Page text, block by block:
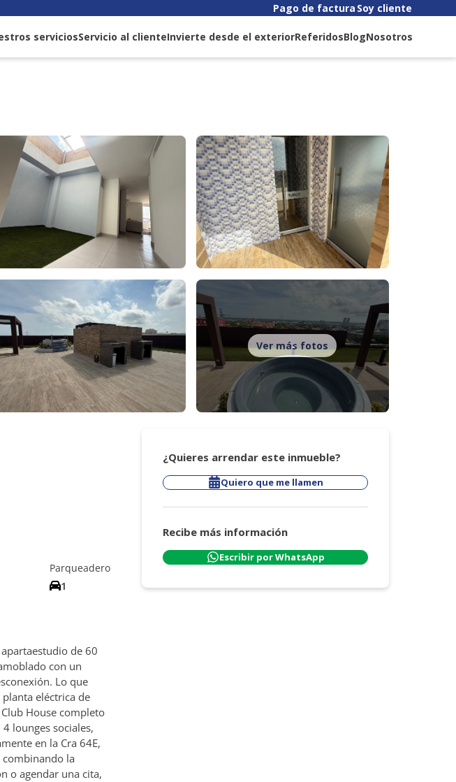
Pago de factura Soy cliente
serviciosServicio al clienteInvierte desde el exteriorReferidosBlogNosotros
Ver más fotos
Parqueadero
1
de 60
con un
Lo que
eléctrica de
House completo
lounges sociales,
en la Cra 64E,
combinando la
o agendar una cita,
¿Quieres arrendar este inmueble?
Quiero que me llamen
Recibe más información
Escribir por WhatsApp